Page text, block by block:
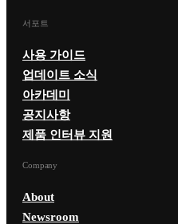
서포트
사용 가이드
업데이트 소식
아카데미
공지사항
제품 인터뷰 지원
Company
About
Newsroom